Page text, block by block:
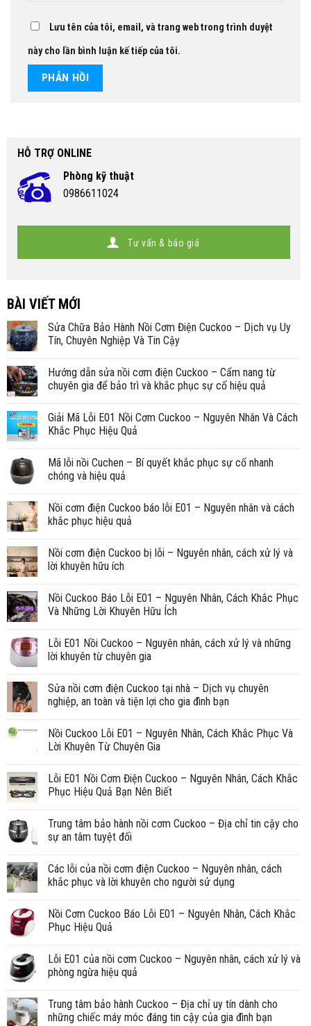
Lưu tên của tôi, email, và trang web trong trình duyệt
này cho lần bình luận kế tiếp của tôi.
HỖ TRỢ ONLINE
Phòng kỹ thuật
0986611024
Tư vấn & báo giá
BÀI VIẾT MỚI
Sửa Chữa Bảo Hành Nồi Cơm Điện Cuckoo – Dịch vụ Uy
Tín, Chuyên Nghiệp Và Tin Cậy
Hướng dẫn sửa nồi cơm điện Cuckoo – Cẩm nang từ
chuyên gia để bảo trì và khắc phục sự cố hiệu quả
Giải Mã Lỗi E01 Nồi Cơm Cuckoo – Nguyên Nhân Và Cách
Khắc Phục Hiệu Quả
Mã lỗi nồi Cuchen – Bí quyết khắc phục sự cố nhanh
chóng và hiệu quả
Nồi cơm điện Cuckoo báo lỗi E01 – Nguyên nhân và cách
khắc phục hiệu quả
Nồi cơm điện Cuckoo bị lỗi – Nguyên nhân, cách xử lý và
lời khuyên hữu ích
Nồi Cuckoo Báo Lỗi E01 – Nguyên Nhân, Cách Khắc Phục
Và Những Lời Khuyên Hữu Ích
Lỗi E01 Nồi Cuckoo – Nguyên nhân, cách xử lý và những
lời khuyên từ chuyên gia
Sửa nồi cơm điện Cuckoo tại nhà – Dịch vụ chuyên
nghiệp, an toàn và tiện lợi cho gia đình bạn
Nồi Cuckoo Lỗi E01 – Nguyên Nhân, Cách Khắc Phục Và
Lời Khuyên Từ Chuyên Gia
Lỗi E01 Nồi Cơm Điện Cuckoo – Nguyên Nhân, Cách Khắc
Phục Hiệu Quả Bạn Nên Biết
Trung tâm bảo hành nồi cơm Cuckoo – Địa chỉ tin cậy cho
sự an tâm tuyệt đối
Các lỗi của nồi cơm điện Cuckoo – Nguyên nhân, cách
khắc phục và lời khuyên cho người sử dụng
Nồi Cơm Cuckoo Báo Lỗi E01 – Nguyên Nhân, Cách Khắc
Phục Hiệu Quả
Lỗi E01 của nồi cơm Cuckoo – Nguyên nhân, cách xử lý và
phòng ngừa hiệu quả
Trung tâm bảo hành Cuckoo – Địa chỉ uy tín dành cho
những chiếc máy móc đáng tin cậy của gia đình bạn